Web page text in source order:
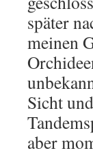
später
meinen
Sicht
aber